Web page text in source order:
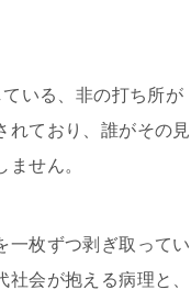
いる、非の打ち所が
れており、誰がその見
せん。
一枚ずつ剥ぎ取ってい
会が抱える病理と、